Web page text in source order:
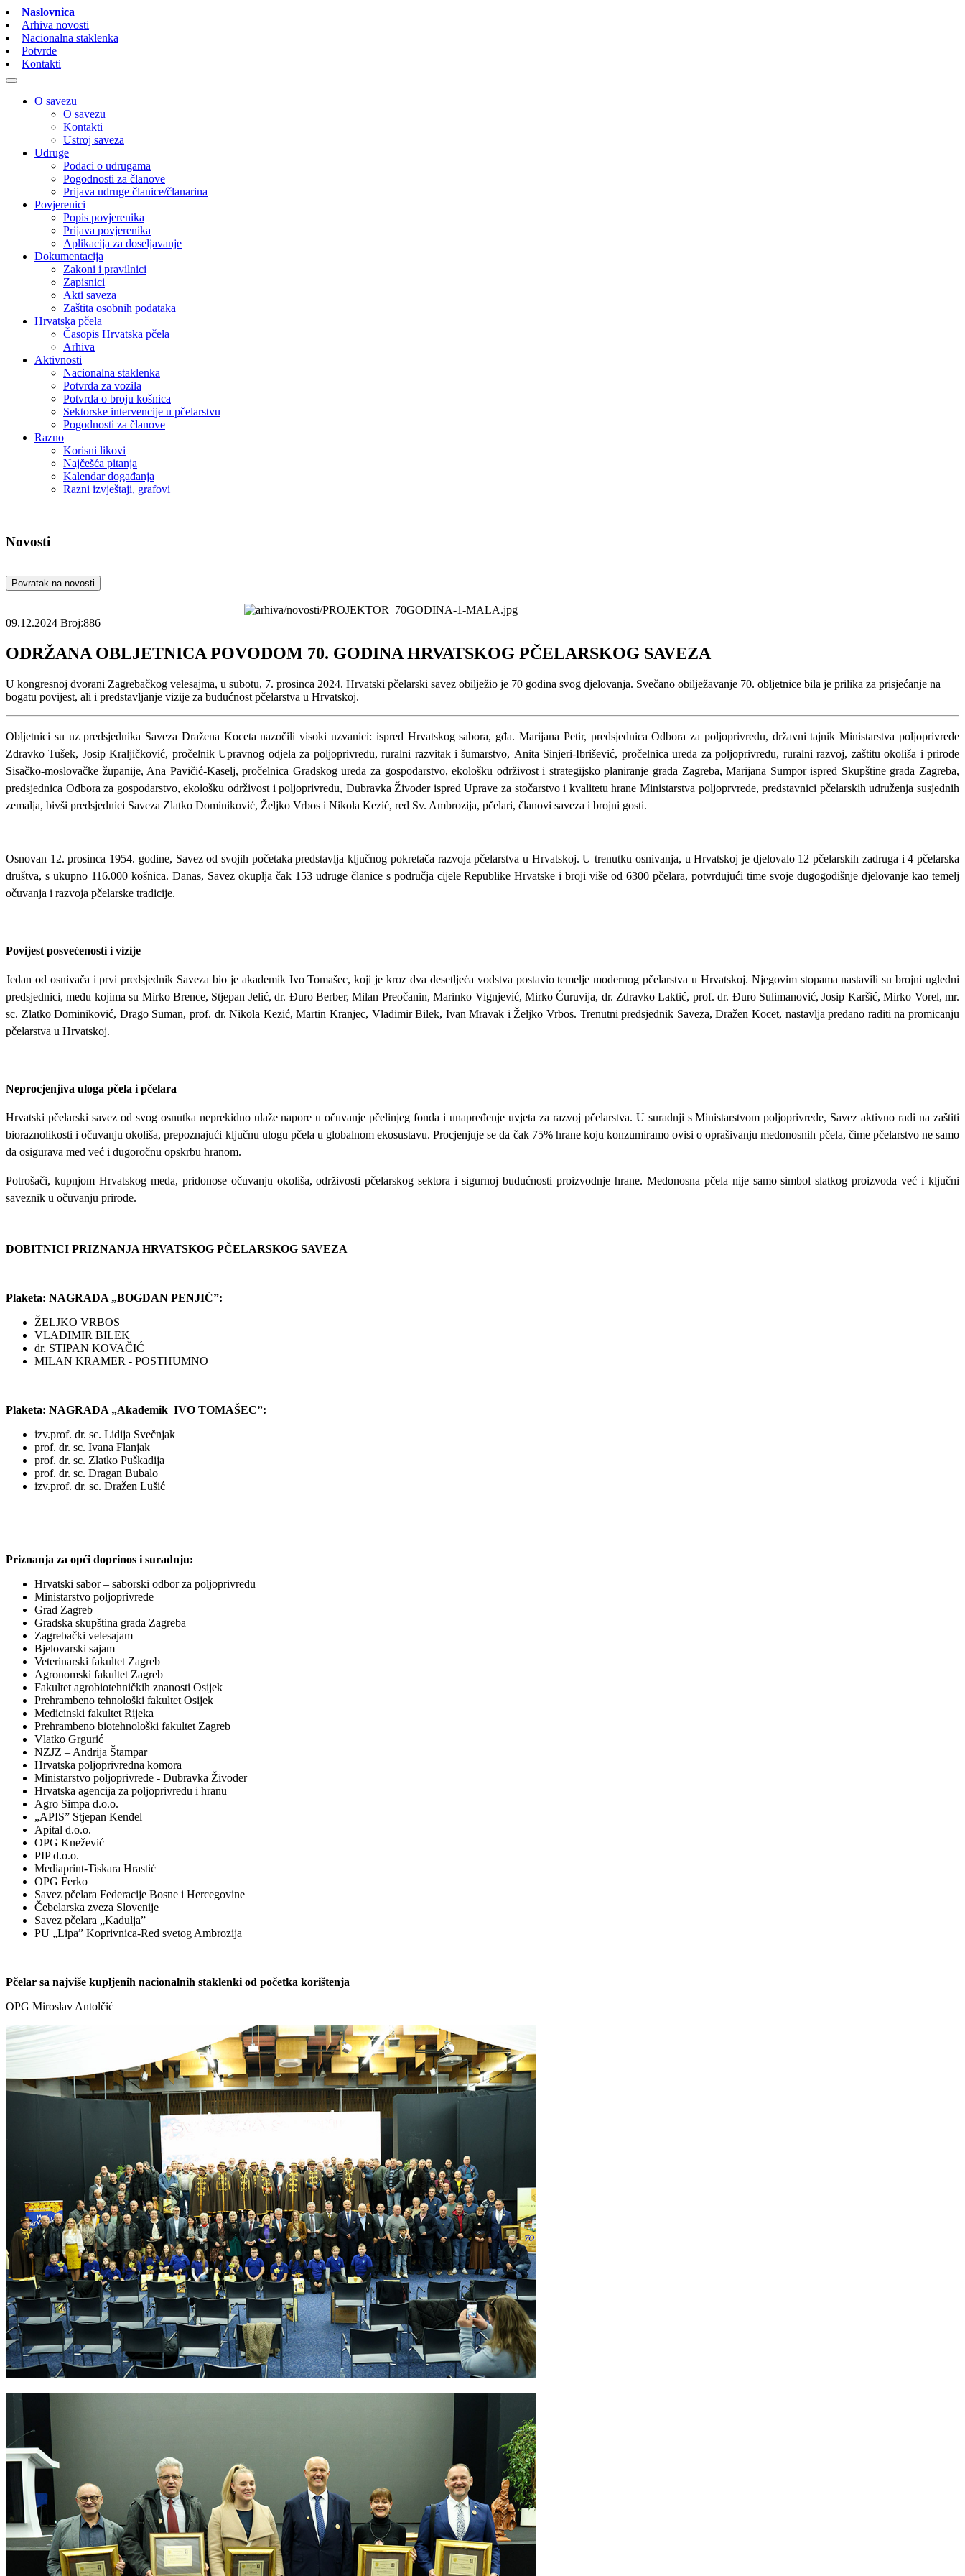
Naslovnica
Arhiva novosti
Nacionalna staklenka
Potvrde
Kontakti
O savezu
O savezu
Kontakti
Ustroj saveza
Udruge
Podaci o udrugama
Pogodnosti za članove
Prijava udruge članice/članarina
Povjerenici
Popis povjerenika
Prijava povjerenika
Aplikacija za doseljavanje
Dokumentacija
Zakoni i pravilnici
Zapisnici
Akti saveza
Zaštita osobnih podataka
Hrvatska pčela
Časopis Hrvatska pčela
Arhiva
Aktivnosti
Nacionalna staklenka
Potvrda za vozila
Potvrda o broju košnica
Sektorske intervencije u pčelarstvu
Pogodnosti za članove
Razno
Korisni likovi
Najčešća pitanja
Kalendar događanja
Razni izvještaji, grafovi
Novosti
Povratak na novosti
09.12.2024 Broj:886
ODRŽANA OBLJETNICA POVODOM 70. GODINA HRVATSKOG PČELARSKOG SAVEZA
U kongresnoj dvorani Zagrebačkog velesajma, u subotu, 7. prosinca 2024. Hrvatski pčelarski savez obilježio je 70 godina svog djelovanja. Svečano obilježavanje 70. obljetnice bila je prilika za prisjećanje na
bogatu povijest, ali i predstavljanje vizije za budućnost pčelarstva u Hrvatskoj.
Obljetnici su uz predsjednika Saveza Dražena Koceta nazočili visoki uzvanici: ispred Hrvatskog sabora, gđa. Marijana Petir, predsjednica Odbora za poljoprivredu, državni tajnik Ministarstva poljoprivrede
Zdravko Tušek, Josip Kraljičković, pročelnik Upravnog odjela za poljoprivredu, ruralni razvitak i šumarstvo, Anita Sinjeri-Ibrišević, pročelnica ureda za poljoprivredu, ruralni razvoj, zaštitu okoliša i prirode
Sisačko-moslovačke županije, Ana Pavičić-Kaselj, pročelnica Gradskog ureda za gospodarstvo, ekološku održivost i strategijsko planiranje grada Zagreba, Marijana Sumpor ispred Skupštine grada Zagreba,
predsjednica Odbora za gospodarstvo, ekološku održivost i poljoprivredu, Dubravka Živoder ispred Uprave za stočarstvo i kvalitetu hrane Ministarstva poljoprvrede, predstavnici pčelarskih udruženja susjednih
zemalja, bivši predsjednici Saveza Zlatko Dominiković, Željko Vrbos i Nikola Kezić, red Sv. Ambrozija, pčelari, članovi saveza i brojni gosti.
Osnovan 12. prosinca 1954. godine, Savez od svojih početaka predstavlja ključnog pokretača razvoja pčelarstva u Hrvatskoj. U trenutku osnivanja, u Hrvatskoj je djelovalo 12 pčelarskih zadruga i 4 pčelarska
društva, s ukupno 116.000 košnica. Danas, Savez okuplja čak 153 udruge članice s područja cijele Republike Hrvatske i broji više od 6300 pčelara, potvrđujući time svoje dugogodišnje djelovanje kao temelj
očuvanja i razvoja pčelarske tradicije.
Povijest posvećenosti i vizije
Jedan od osnivača i prvi predsjednik Saveza bio je akademik Ivo Tomašec, koji je kroz dva desetljeća vodstva postavio temelje modernog pčelarstva u Hrvatskoj. Njegovim stopama nastavili su brojni ugledni
predsjednici, među kojima su Mirko Brence, Stjepan Jelić, dr. Đuro Berber, Milan Preočanin, Marinko Vignjević, Mirko Ćuruvija, dr. Zdravko Laktić, prof. dr. Đuro Sulimanović, Josip Karšić, Mirko Vorel, mr.
sc. Zlatko Dominiković, Drago Suman, prof. dr. Nikola Kezić, Martin Kranjec, Vladimir Bilek, Ivan Mravak i Željko Vrbos. Trenutni predsjednik Saveza, Dražen Kocet, nastavlja predano raditi na promicanju
pčelarstva u Hrvatskoj.
Neprocjenjiva uloga pčela i pčelara
Hrvatski pčelarski savez od svog osnutka neprekidno ulaže napore u očuvanje pčelinjeg fonda i unapređenje uvjeta za razvoj pčelarstva. U suradnji s Ministarstvom poljoprivrede, Savez aktivno radi na zaštiti
bioraznolikosti i očuvanju okoliša, prepoznajući ključnu ulogu pčela u globalnom ekosustavu. Procjenjuje se da čak 75% hrane koju konzumiramo ovisi o oprašivanju medonosnih pčela, čime pčelarstvo ne samo
da osigurava med već i dugoročnu opskrbu hranom.
Potrošači, kupnjom Hrvatskog meda, pridonose očuvanju okoliša, održivosti pčelarskog sektora i sigurnoj budućnosti proizvodnje hrane. Medonosna pčela nije samo simbol slatkog proizvoda već i ključni
saveznik u očuvanju prirode.
DOBITNICI PRIZNANJA HRVATSKOG PČELARSKOG SAVEZA
Plaketa: NAGRADA „BOGDAN PENJIĆ”:
ŽELJKO VRBOS
VLADIMIR BILEK
dr. STIPAN KOVAČIĆ
MILAN KRAMER - POSTHUMNO
Plaketa: NAGRADA „Akademik IVO TOMAŠEC”:
izv.prof. dr. sc. Lidija Svečnjak
prof. dr. sc. Ivana Flanjak
prof. dr. sc. Zlatko Puškadija
prof. dr. sc. Dragan Bubalo
izv.prof. dr. sc. Dražen Lušić
Priznanja za opći doprinos i suradnju:
Hrvatski sabor – saborski odbor za poljoprivredu
Ministarstvo poljoprivrede
Grad Zagreb
Gradska skupština grada Zagreba
Zagrebački velesajam
Bjelovarski sajam
Veterinarski fakultet Zagreb
Agronomski fakultet Zagreb
Fakultet agrobiotehničkih znanosti Osijek
Prehrambeno tehnološki fakultet Osijek
Medicinski fakultet Rijeka
Prehrambeno biotehnološki fakultet Zagreb
Vlatko Grgurić
NZJZ – Andrija Štampar
Hrvatska poljoprivredna komora
Ministarstvo poljoprivrede - Dubravka Živoder
Hrvatska agencija za poljoprivredu i hranu
Agro Simpa d.o.o.
„APIS” Stjepan Kenđel
Apital d.o.o.
OPG Knežević
PIP d.o.o.
Mediaprint-Tiskara Hrastić
OPG Ferko
Savez pčelara Federacije Bosne i Hercegovine
Čebelarska zveza Slovenije
Savez pčelara „Kadulja”
PU „Lipa” Koprivnica-Red svetog Ambrozija
Pčelar sa najviše kupljenih nacionalnih staklenki od početka korištenja
OPG Miroslav Antolčić